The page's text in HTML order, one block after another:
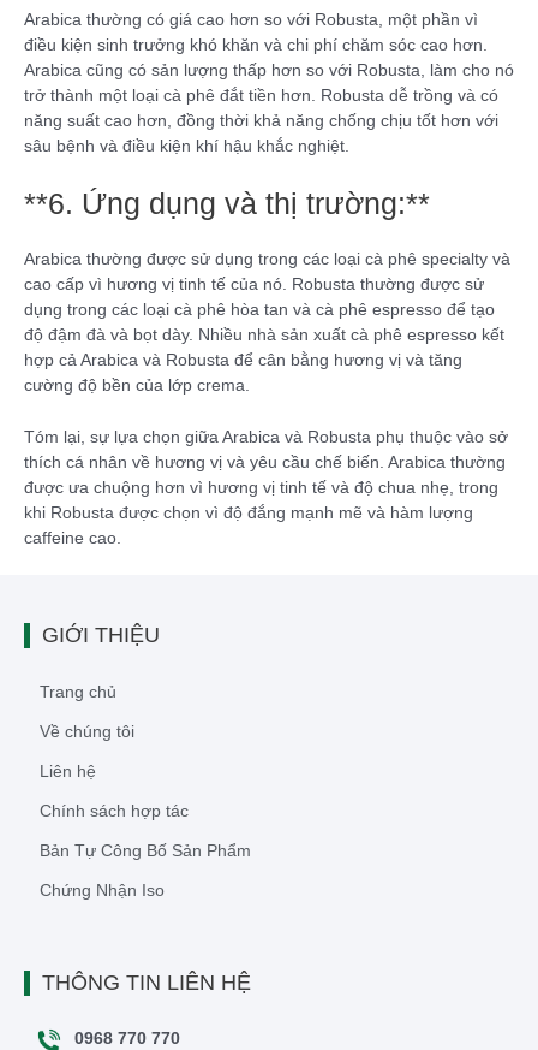
Arabica thường có giá cao hơn so với Robusta, một phần vì
điều kiện sinh trưởng khó khăn và chi phí chăm sóc cao hơn.
Arabica cũng có sản lượng thấp hơn so với Robusta, làm cho nó
trở thành một loại cà phê đắt tiền hơn. Robusta dễ trồng và có
năng suất cao hơn, đồng thời khả năng chống chịu tốt hơn với
sâu bệnh và điều kiện khí hậu khắc nghiệt.
**6. Ứng dụng và thị trường:**
Arabica thường được sử dụng trong các loại cà phê specialty và
cao cấp vì hương vị tinh tế của nó. Robusta thường được sử
dụng trong các loại cà phê hòa tan và cà phê espresso để tạo
độ đậm đà và bọt dày. Nhiều nhà sản xuất cà phê espresso kết
hợp cả Arabica và Robusta để cân bằng hương vị và tăng
cường độ bền của lớp crema.
Tóm lại, sự lựa chọn giữa Arabica và Robusta phụ thuộc vào sở
thích cá nhân về hương vị và yêu cầu chế biến. Arabica thường
được ưa chuộng hơn vì hương vị tinh tế và độ chua nhẹ, trong
khi Robusta được chọn vì độ đắng mạnh mẽ và hàm lượng
caffeine cao.
GIỚI THIỆU
Trang chủ
Về chúng tôi
Liên hệ
Chính sách hợp tác
Bản Tự Công Bố Sản Phẩm
Chứng Nhận Iso
THÔNG TIN LIÊN HỆ
0968 770 770